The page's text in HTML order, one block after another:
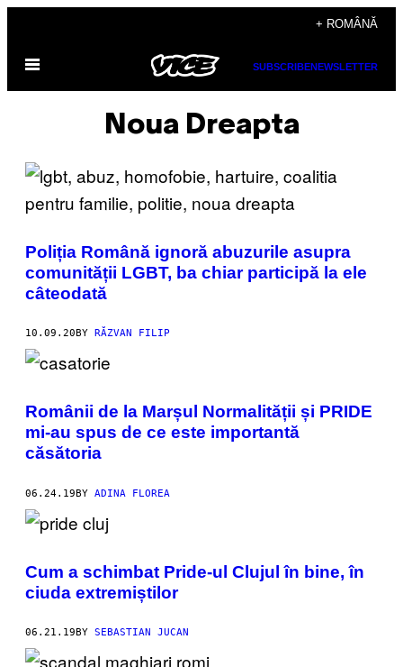
content
+ ROMÂNĂ
Open
SUBSCRIBENEWSLETTER
Noua Dreapta
Poliția Română ignoră abuzurile asupra
comunității LGBT, ba chiar participă la ele
câteodată
10.09.20 BY RĂZVAN FILIP
Românii de la Marșul Normalității și PRIDE
mi-au spus de ce este importantă
căsătoria
06.24.19BY ADINA FLOREA
Cum a schimbat Pride-ul Clujul în bine, în
ciuda extremiștilor
06.21.19 BY SEBASTIAN JUCAN